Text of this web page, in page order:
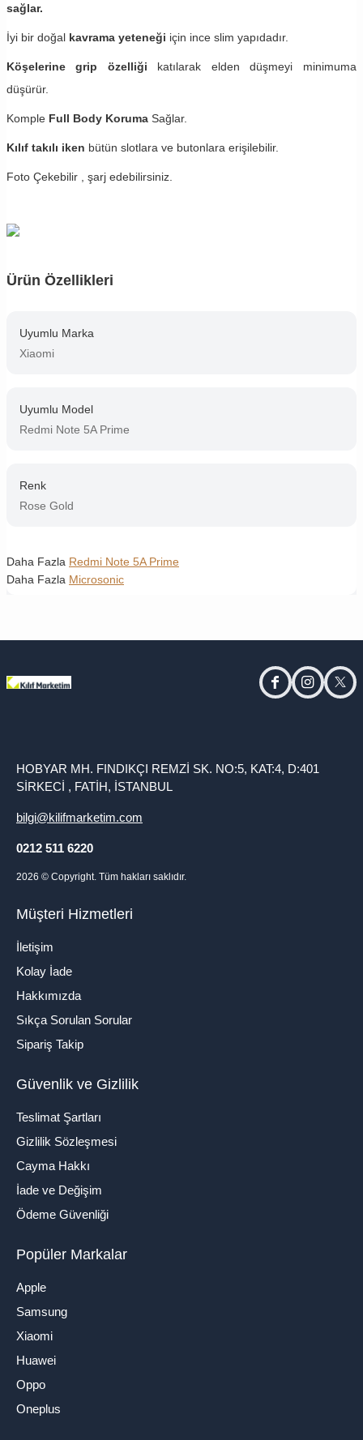
sağlar.
İyi bir doğal kavrama yeteneği için ince slim yapıdadır.
Köşelerine grip özelliği katılarak elden düşmeyi minimuma
düşürür.
Komple Full Body Koruma Sağlar.
Kılıf takılı iken bütün slotlara ve butonlara erişilebilir.
Foto Çekebilir , şarj edebilirsiniz.
Ürün Özellikleri
Uyumlu Marka
Xiaomi
Uyumlu Model
Redmi Note 5A Prime
Renk
Rose Gold
Daha Fazla Redmi Note 5A Prime
Daha Fazla Microsonic
facebookinstagram
HOBYAR MH. FINDIKÇI REMZİ SK. NO:5, KAT:4, D:401
SİRKECİ , FATİH, İSTANBUL
bilgi@kilifmarketim.com
0212 511 6220
2026 © Copyright. Tüm hakları saklıdır.
Müşteri Hizmetleri
İletişim
Kolay İade
Hakkımızda
Sıkça Sorulan Sorular
Sipariş Takip
Güvenlik ve Gizlilik
Teslimat Şartları
Gizlilik Sözleşmesi
Cayma Hakkı
İade ve Değişim
Ödeme Güvenliği
Popüler Markalar
Apple
Samsung
Xiaomi
Huawei
Oppo
Oneplus